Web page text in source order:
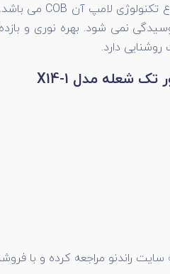
نمی شود. بهره نوری و
راندنو مراجعه کرده و با